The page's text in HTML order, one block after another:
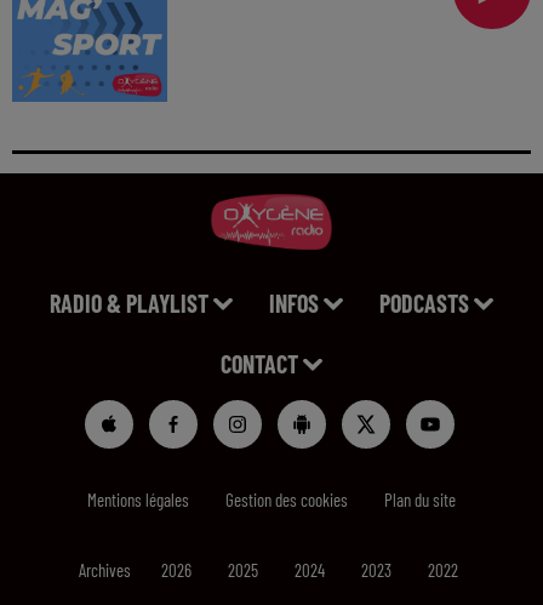
RADIO & PLAYLIST INFOS PODCASTS
CONTACT
Mentions légales Gestion des cookies Plan du site
Archives 2026 2025 2024 2023 2022